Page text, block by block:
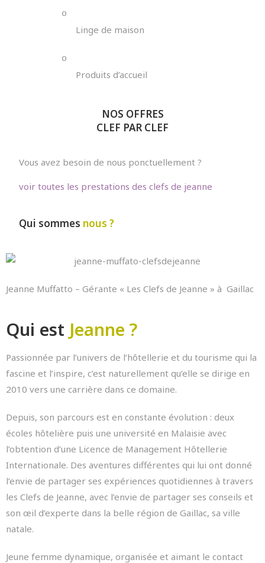
o
Linge de maison
o
Produits d’accueil
NOS OFFRES
CLEF PAR CLEF
Vous avez besoin de nous ponctuellement ?
voir toutes les prestations des clefs de jeanne
Qui sommes nous ?
Jeanne Muffatto – Gérante « Les Clefs de Jeanne » à Gaillac
Qui est Jeanne ?
Passionnée par l’univers de l’hôtellerie et du tourisme qui la
fascine et l’inspire, c’est naturellement qu’elle se dirige en
2010 vers une carrière dans ce domaine.
Depuis, son parcours est en constante évolution : deux
écoles hôtelière puis une université en Malaisie avec
l’obtention d’une Licence de Management Hôtellerie
Internationale. Des aventures différentes qui lui ont donné
l’envie de partager ses expériences quotidiennes à travers
les Clefs de Jeanne, avec l’envie de partager ses conseils et
son œil d’experte dans la belle région de Gaillac, sa ville
natale.
Jeune femme dynamique, organisée et aimant le contact